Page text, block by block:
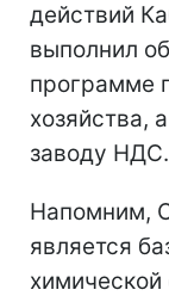
действий
выполнил
программе
хозяйства,
заводу НДС.
Напомним,
является